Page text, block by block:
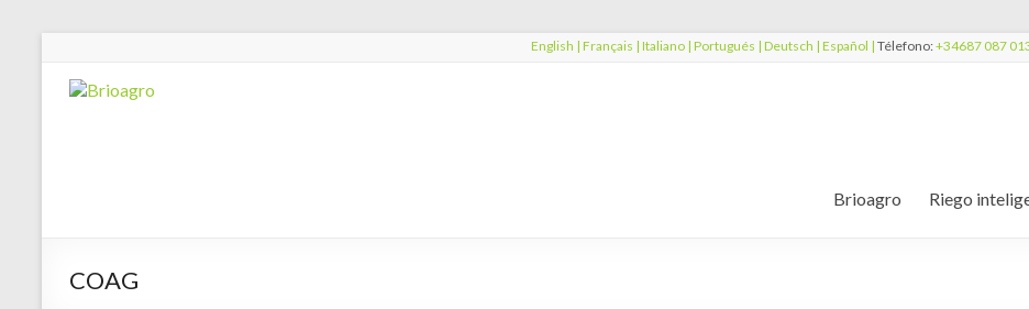
English | Français | Italiano | Portugués | Deutsch | Español | Télefono:+34687 087
Brioagro Riego
COAG